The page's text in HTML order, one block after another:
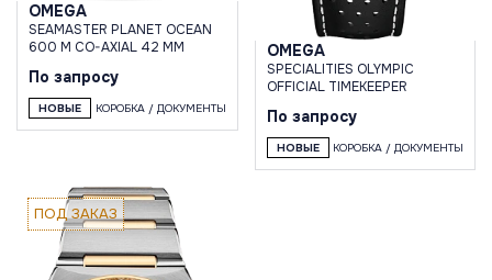
OMEGA
SEAMASTER PLANET OCEAN
600 M CO-AXIAL 42 MM
По запросу
НОВЫЕ КОРОБКА / ДОКУМЕНТЫ
OMEGA
SPECIALITIES OLYMPIC
OFFICIAL TIMEKEEPER
По запросу
НОВЫЕ КОРОБКА / ДОКУМЕНТЫ
ПОД ЗАКАЗ